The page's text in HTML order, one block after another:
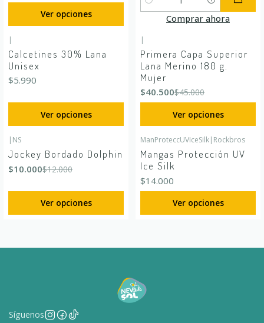
Ver opciones
Cantidad
Comprar ahora
|
Calcetines 30% Lana
Unisex
$5.990
Ver opciones
|
Primera Capa Superior
Lana Merino 180 g.
Mujer
$40.500$45.000
Ver opciones
| NS
Jockey Bordado Dolphin
$10.000$12.000
Ver opciones
ManProteccUVIceSilk| Rockbros
Mangas Protección UV
Ice Silk
$14.000
Ver opciones
Síguenos